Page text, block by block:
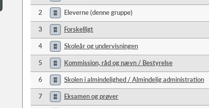
2 Eleverne (denne gruppe)
3 Forskelligt
4 Skoleår og undervisningen
5 Kommission, råd og nævn / Bestyrelse
6 Skolen i almindelighed / Almindelig administration
7 Eksamen og prøver